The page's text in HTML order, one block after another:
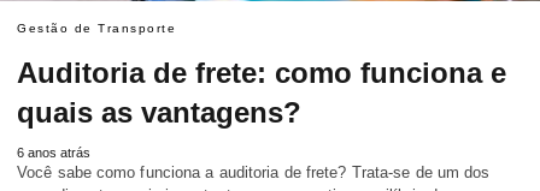
Gestão de Transporte
Auditoria de frete: como funciona e
quais as vantagens?
6 anos atrás
Você sabe como funciona a auditoria de frete? Trata-se de um dos